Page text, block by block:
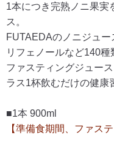
1本につき完熟ノニ果実
ス。
FUTAEDAのノニジュ
リフェノールなど140種
ファスティングジュー
ラス1杯飲むだけの健康
■1本 900ml
【準備食期間、ファス